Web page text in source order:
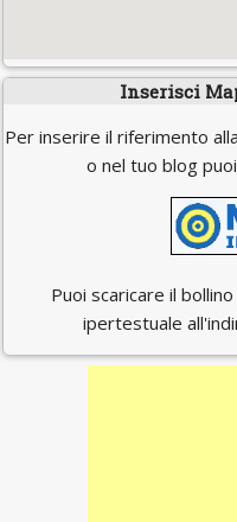
Inserisci
Per inserire il riferimento
o nel tuo blog
Puoi scaricare il
ipertestuale